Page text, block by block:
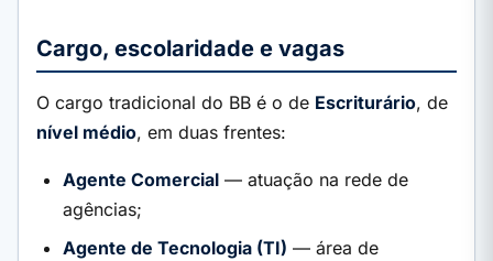
Cargo, escolaridade e vagas
O cargo tradicional do BB é o de Escriturário, de
nível médio, em duas frentes:
Agente Comercial — atuação na rede de
agências;
Agente de Tecnologia (TI) — área de